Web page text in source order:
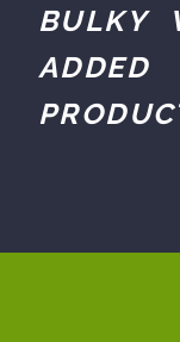
BULKY
ADDED